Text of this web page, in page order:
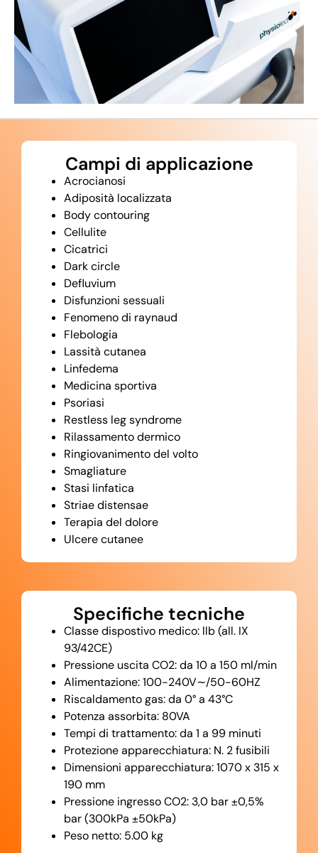
Campi di applicazione
Acrocianosi
Adiposità localizzata
Body contouring
Cellulite
Cicatrici
Dark circle
Defluvium
Disfunzioni sessuali
Fenomeno di raynaud
Flebologia
Lassità cutanea
Linfedema
Medicina sportiva
Psoriasi
Restless leg syndrome
Rilassamento dermico
Ringiovanimento del volto
Smagliature
Stasi linfatica
Striae distensae
Terapia del dolore
Ulcere cutanee
Specifiche tecniche
Classe dispostivo medico: llb (all. IX
93/42CE)
Pressione uscita CO2: da 10 a 150 ml/min
Alimentazione: 100-240V∼/50-60HZ
Riscaldamento gas: da 0° a 43°C
Potenza assorbita: 80VA
Tempi di trattamento: da 1 a 99 minuti
Protezione apparecchiatura: N. 2 fusibili
Dimensioni apparecchiatura: 1070 x 315 x
190 mm
Pressione ingresso CO2: 3,0 bar ±0,5%
bar (300kPa ±50kPa)
Peso netto: 5.00 kg